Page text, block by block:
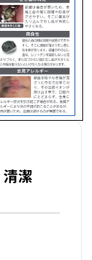
潔